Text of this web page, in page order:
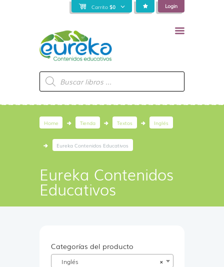
Carrito $0 Login
Búsqueda
de
productos
Home Tienda Textos Inglés
Eureka Contenidos Educativos
Eureka Contenidos
Educativos
Categorías del producto
×
Inglés